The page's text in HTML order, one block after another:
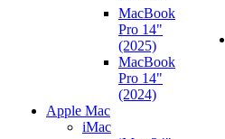
MacBook
Pro 14"
(2025)
MacBook
Pro 14"
(2024)
Apple Mac
iMac